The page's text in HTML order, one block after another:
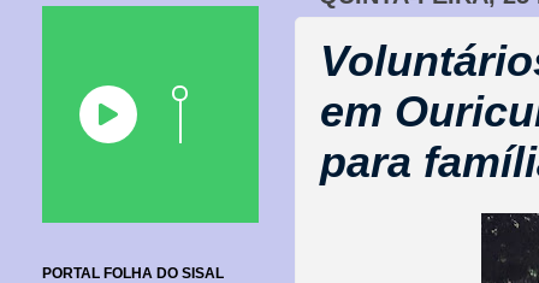
em
para
PORTAL FOLHA DO SISAL